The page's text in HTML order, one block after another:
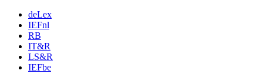
deLex
IEFnl
RB
IT&R
LS&R
IEFbe